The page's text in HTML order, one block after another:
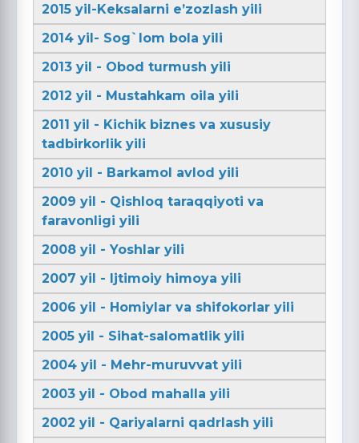
2015 yil-Keksalarni e’zozlash yili
2014 yil- Sog`lom bola yili
2013 yil - Obod turmush yili
2012 yil - Mustahkam oila yili
2011 yil - Kichik biznes va xususiy
tadbirkorlik yili
2010 yil - Barkamol avlod yili
2009 yil - Qishloq taraqqiyoti va
faravonligi yili
2008 yil - Yoshlar yili
2007 yil - Ijtimoiy himoya yili
2006 yil - Homiylar va shifokorlar yili
2005 yil - Sihat-salomatlik yili
2004 yil - Mehr-muruvvat yili
2003 yil - Obod mahalla yili
2002 yil - Qariyalarni qadrlash yili